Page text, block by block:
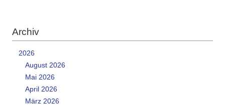
Archiv
2026
August 2026
Mai 2026
April 2026
März 2026